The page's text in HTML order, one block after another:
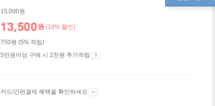
15,000원
13,500원 (10% 할인)
750원 (5% 적립)
5만원이상 구매 시 2천원 추가적립
카드/간편결제 혜택을 확인하세요